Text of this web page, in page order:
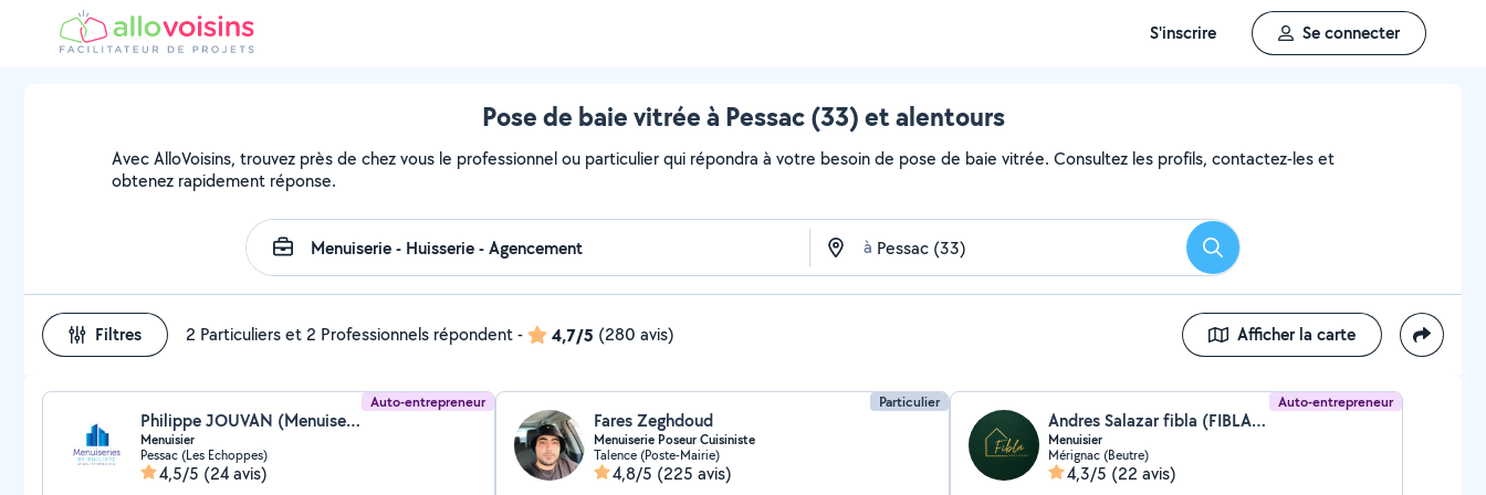
S'inscrire Se connecter
Pose de baie vitrée à Pessac (33) et alentours
Avec AlloVoisins, trouvez près de chez vous le professionnel ou particulier qui répondra à votre besoin de pose de baie vitrée. Consultez les profils, contactez-les et
obtenez rapidement réponse.
à Rechercher
Filtres 2 Particuliers et 2 Professionnels répondent- 4,7/5 (280 avis) Afficher la carte
Auto-entrepreneur
Philippe JOUVAN (Menuiseries by Philippe)
Menuisier
Pessac (Les Echoppes)
4,5/5 (24 avis)
Particulier
Fares Zeghdoud
Menuiserie Poseur Cuisiniste
Talence (Poste-Mairie)
4,8/5 (225 avis)
Auto-entrepreneur
Andres Salazar fibla (FIBLA MENUISERIE)
Menuisier
Mérignac (Beutre)
4,3/5 (22 avis)